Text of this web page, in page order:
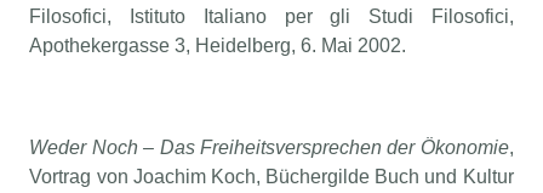
Filosofici, Istituto Italiano per gli Studi Filosofici,
Apothekergasse 3, Heidelberg, 6. Mai 2002.
Weder Noch – Das Freiheitsversprechen der Ökonomie,
Vortrag von Joachim Koch, Büchergilde Buch und Kultur